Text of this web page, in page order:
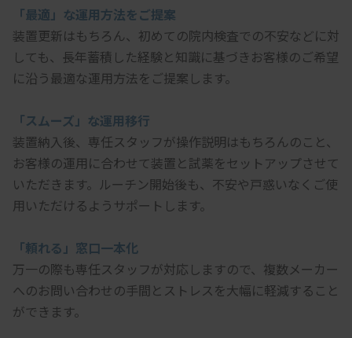
「最適」な運用方法をご提案
装置更新はもちろん、初めての院内検査での不安などに対
しても、長年蓄積した経験と知識に基づきお客様のご希望
に沿う最適な運用方法をご提案します。
「スムーズ」な運用移行
装置納入後、専任スタッフが操作説明はもちろんのこと、
お客様の運用に合わせて装置と試薬をセットアップさせて
いただきます。ルーチン開始後も、不安や戸惑いなくご使
用いただけるようサポートします。
「頼れる」窓口一本化
万一の際も専任スタッフが対応しますので、複数メーカー
へのお問い合わせの手間とストレスを大幅に軽減すること
ができます。